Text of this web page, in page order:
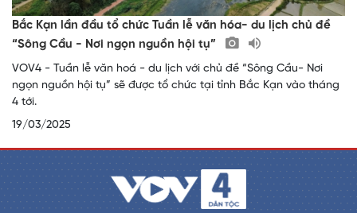
Bắc Kạn lần đầu tổ chức Tuần lễ văn hóa- du lịch chủ đề
“Sông Cầu - Nơi ngọn nguồn hội tụ”
VOV4 - Tuần lễ văn hoá - du lịch với chủ đề “Sông Cầu- Nơi
ngọn nguồn hội tụ” sẽ được tổ chức tại tỉnh Bắc Kạn vào tháng
4 tới.
19/03/2025